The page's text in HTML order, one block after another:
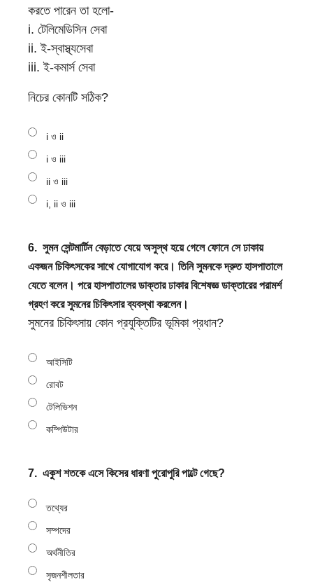
করতে পারেন তা হলো-
i. টেলিমেডিসিন সেবা
ii. ই-স্বাস্থ্যসেবা
iii. ই-কমার্স সেবা
নিচের কোনটি সঠিক?
i ও ii
i ও iii
ii ও iii
i, ii ও iii
6. সুমন সেন্টমার্টিন বেড়াতে যেয়ে অসুস্থ হয়ে গেলে ফোনে সে ঢাকায়
একজন চিকিৎসকের সাথে যোগাযোগ করে। তিনি সুমনকে দ্রুত হাসপাতালে
যেতে বলেন। পরে হাসপাতালের ডাক্তার ঢাকার বিশেষজ্ঞ ডাক্তারের পরামর্শ
গ্রহণ করে সুমনের চিকিৎসার ব্যবস্থা করলেন।
সুমনের চিকিৎসায় কোন প্রযুক্তিটির ভূমিকা প্রধান?
আইসিটি
রোবট
টেলিভিশন
কম্পিউটার
7. একুশ শতকে এসে কিসের ধারণা পুরোপুরি পাল্টে গেছে?
তথ্যের
সম্পদের
অর্থনীতির
সৃজনশীলতার